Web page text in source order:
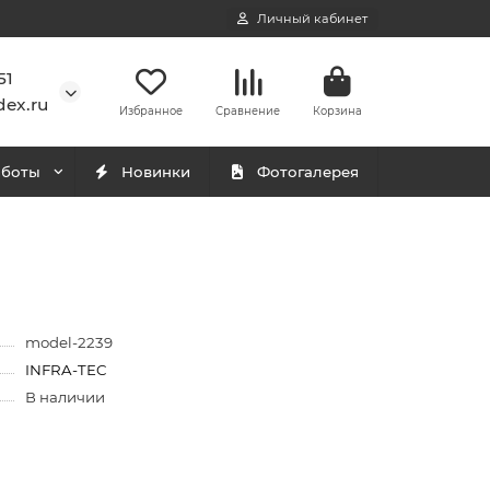
Личный кабинет
Избранное Сравнение Корзина
Новинки Фотогалерея
model-2239
INFRA-TEC
В наличии